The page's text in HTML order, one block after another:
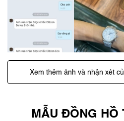
Xem thêm ảnh và nhận xét
MẪU ĐỒNG